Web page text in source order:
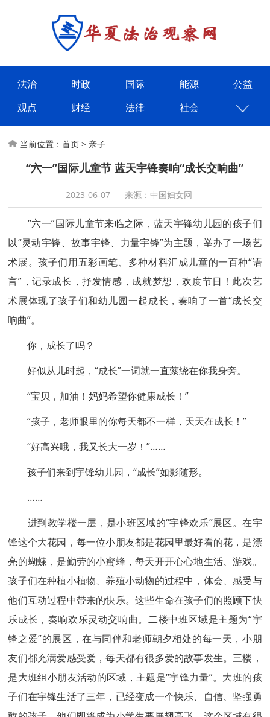
法治 时政 国际 能源
公益
观点
财经 法律 社会
当前位置：首页 > 亲子
“六一”国际儿童节 蓝天宇锋奏响“成长交响曲”
2023-06-07 来源：中国妇女网
“六一”国际儿童节来临之际，蓝天宇锋幼儿园的孩子们
以“灵动宇锋、故事宇锋、力量宇锋”为主题，举办了一场艺
术展。孩子们用五彩画笔、多种材料汇成儿童的一百种“语
言”，记录成长，抒发情感，成就梦想，欢度节日！此次艺
术展体现了孩子们和幼儿园一起成长，奏响了一首“成长交
响曲”。
你，成长了吗？
好似从儿时起，“成长”一词就一直萦绕在你我身旁。
“宝贝，加油！妈妈希望你健康成长！”
“孩子，老师眼里的你每天都不一样，天天在成长！”
“好高兴哦，我又长大一岁！”……
孩子们来到宇锋幼儿园，“成长”如影随形。
……
进到教学楼一层，是小班区域的“宇锋欢乐”展区。在宇
锋这个大花园，每一位小朋友都是花园里最好看的花，是漂
亮的蝴蝶，是勤劳的小蜜蜂，每天开开心心地生活、游戏。
孩子们在种植小植物、养殖小动物的过程中，体会、感受与
他们互动过程中带来的快乐。这些生命在孩子们的照顾下快
乐成长，奏响欢乐灵动交响曲。二楼中班区域是主题为“宇
锋之爱”的展区，在与同伴和老师朝夕相处的每一天，小朋
友们都充满爱感受爱，每天都有很多爱的故事发生。三楼，
是大班组小朋友活动的区域，主题是“宇锋力量”。大班的孩
子们在宇锋生活了三年，已经变成一个快乐、自信、坚强勇